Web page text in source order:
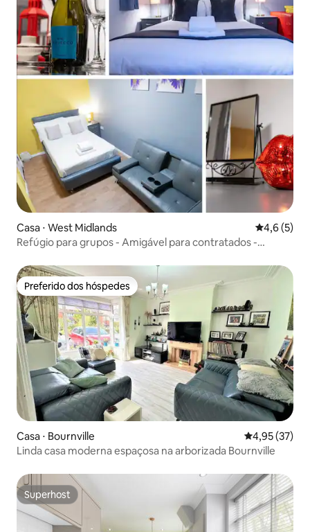
Casa ⋅ West Midlands 4,6 de
4,6 (5)
Refúgio para grupos - Amigável para contratados -
Preferido dos hóspedes
Preferido dos hóspedes
Casa ⋅ Bournville 4,95 de uma
4,95 (37)
Linda casa moderna espaçosa na arborizada Bournville
Superhost
Superhost